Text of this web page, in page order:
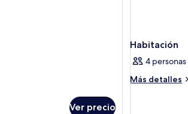
Ver precio
Habitación
4 personas
Más detalles
Más